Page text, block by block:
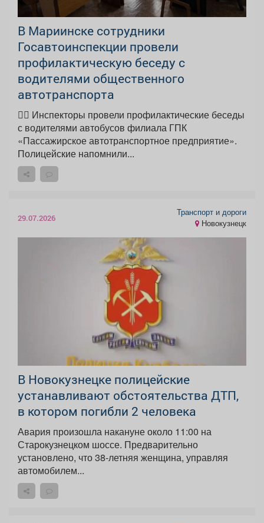
В Мариинске сотрудники
Госавтоинспекции провели
профилактическую беседу с
водителями общественного
автотранспорта
👮‍♂ Инспекторы провели профилактические беседы
с водителями автобусов филиала ГПК
«Пассажирское автотранспортное предприятие».
Полицейские напомнили...
29.07.2026
Транспорт и дороги
Новокузнецк
В Новокузнецке полицейские
устанавливают обстоятельства ДТП,
в котором погибли 2 человека
Авария произошла накануне около 11:00 на
Старокузнецком шоссе. Предварительно
установлено, что 38-летняя женщина, управляя
автомобилем...